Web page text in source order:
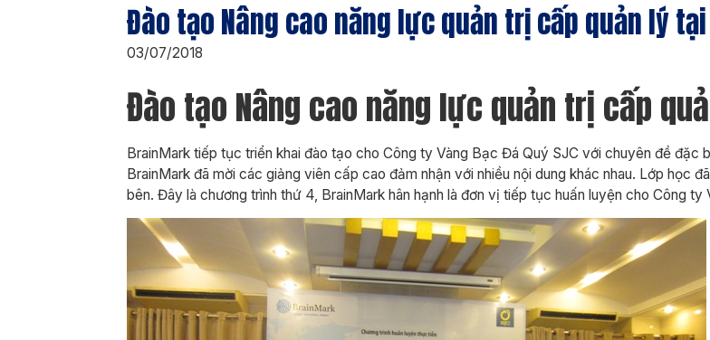
Đào tạo Nâng cao năng lực quản trị cấp quản lý tại
03/07/2018
Đào tạo Nâng cao năng lực quản trị cấp
BrainMark tiếp tục triển khai đào tạo cho Công ty Vàng Bạc Đá Quý SJC với chuyên đề đặc
BrainMark đã mời các giảng viên cấp cao đảm nhận với nhiều nội dung khác nhau. Lớp học
bên. Đây là chương trình thứ 4, BrainMark hân hạnh là đơn vị tiếp tục huấn luyện cho Công ty